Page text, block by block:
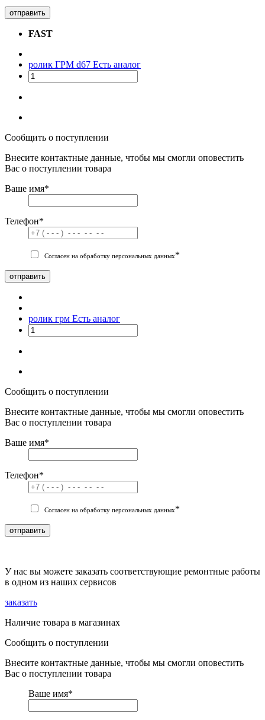
отправить
FAST
ролик ГРМ d67 Есть аналог
Сообщить о поступлении
Внесите контактные данные, чтобы мы смогли оповестить
Вас о поступлении товара
Ваше имя*
Телефон*
Согласен на обработку персональных данных*
отправить
ролик грм Есть аналог
Сообщить о поступлении
Внесите контактные данные, чтобы мы смогли оповестить
Вас о поступлении товара
Ваше имя*
Телефон*
Согласен на обработку персональных данных*
отправить
У нас вы можете заказать соответствующие ремонтные работы
в одном из наших сервисов
заказать
Наличие товара в магазинах
Сообщить о поступлении
Внесите контактные данные, чтобы мы смогли оповестить
Вас о поступлении товара
Ваше имя*